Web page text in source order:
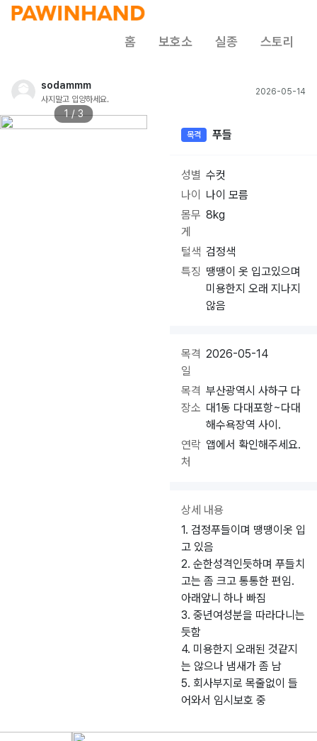
홈 보호소 실종 스토리
sodammm
사지말고 입양하세요.
2026-05-14
1 / 3
목격 푸들
성별 수컷
나이
나이 모름
몸무
게
8kg
털색 검정색
특징 땡땡이 옷 입고있으며
미용한지 오래 지나지
않음
목격
일
2026-05-14
목격
장소
부산광역시 사하구 다
대1동 다대포항~다대
해수욕장역 사이.
연락
처
앱에서 확인해주세요.
상세 내용
1. 검정푸들이며 땡땡이옷 입
고 있음
2. 순한성격인듯하며 푸들치
고는 좀 크고 통통한 편임.
아래앞니 하나 빠짐
3. 중년여성분을 따라다니는
듯함
4. 미용한지 오래된 것같지
는 않으나 냄새가 좀 남
5. 회사부지로 목줄없이 들
어와서 임시보호 중